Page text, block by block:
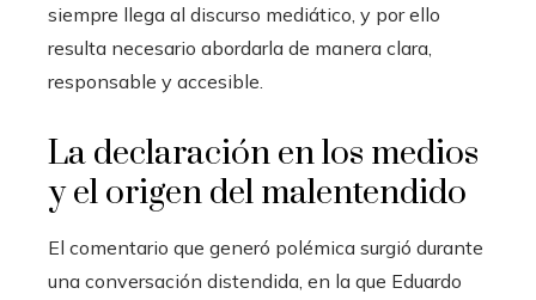
siempre llega al discurso mediático, y por ello
resulta necesario abordarla de manera clara,
responsable y accesible.
La declaración en los medios
y el origen del malentendido
El comentario que generó polémica surgió durante
una conversación distendida, en la que Eduardo